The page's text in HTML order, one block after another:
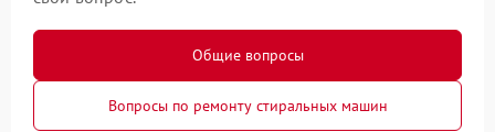
Общие вопросы
Вопросы по ремонту стиральных машин